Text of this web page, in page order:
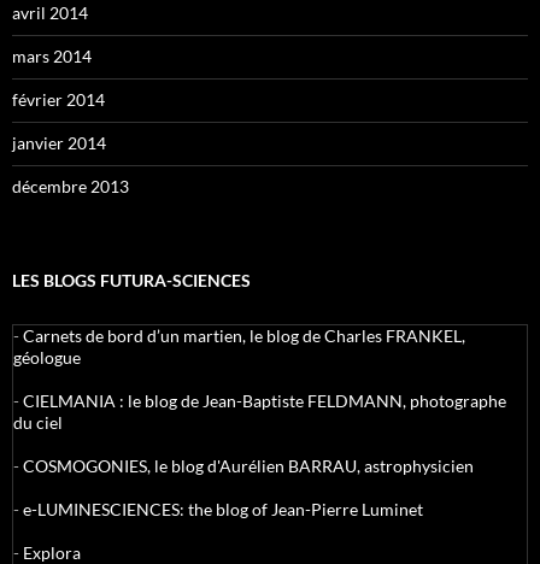
avril 2014
mars 2014
février 2014
janvier 2014
décembre 2013
LES BLOGS FUTURA-SCIENCES
-Carnets de bord d’un martien, le blog de Charles FRANKEL,
géologue
-CIELMANIA : le blog de Jean-Baptiste FELDMANN, photographe
du ciel
-COSMOGONIES, le blog d'Aurélien BARRAU, astrophysicien
-e-LUMINESCIENCES: the blog of Jean-Pierre Luminet
- Explora